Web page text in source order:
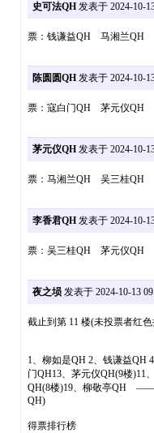
史可法QH发表于 2024-10-
票：钱谦益QH 马湘兰QH
陈圆圆QH发表于 2024-10-
票：寇白门QH 茅元仪QH
茅元仪QH发表于 2024-10-
票：马湘兰QH 吴三桂QH
李香君QH发表于 2024-10-
票：吴三桂QH 茅元仪QH
夜之埙发表于 2024-10-13
截止到第 11 楼(未投票者红
1、柳如是QH 2、钱谦益
门QH13、茅元仪QH(9楼
QH(8楼)19、柳敬亭QH ——
QH)
得票排行榜